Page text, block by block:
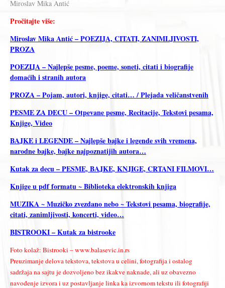
Miroslav Mika Antić
Pročitajte više:
Miroslav Mika Antić – POEZIJA, CITATI, ZANIMLJIVOSTI,
PROZA
POEZIJA – Najlepše pesme, poeme, soneti, citati i biografije
domaćih i stranih autora
PROZA – Pojam, autori, knjige, citati… / Plejada veličanstvenih
PESME ZA DECU – Otpevane pesme, Recitacije, Tekstovi pesama,
Knjige, Video
BAJKE i LEGENDE – Najlepše bajke i legende svih vremena,
narodne bajke, bajke najpoznatijih autora…
Kutak za decu – PESME, BAJKE, KNJIGE, CRTANI FILMOVI…
Knjige u pdf formatu ~ Biblioteka elektronskih knjiga
MUZIKA ~ Muzičko zvezdano nebo ~ Tekstovi pesama, biografije,
citati, zanimljivosti, koncerti, video…
BISTROOKI – Kutak za bistrooke
Foto kolaž: Bistrooki – www.balasevic.in.rs
Preuzimanje delova tekstova, tekstova u celini, fotografija i ostalog
sadržaja na sajtu je dozvoljeno bez ikakve naknade, ali uz obavezno
navođenje izvora i uz postavljanje linka ka izvornom tekstu ili fotografiji